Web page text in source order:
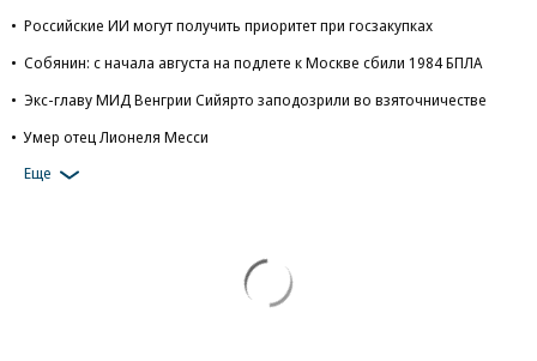
Российские ИИ могут получить приоритет при госзакупках
Собянин: с начала августа на подлете к Москве сбили 1984 БПЛА
Экс-главу МИД Венгрии Сийярто заподозрили во взяточничестве
Умер отец Лионеля Месси
Еще